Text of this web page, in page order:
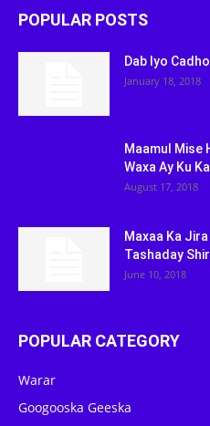
POPULAR POSTS
Dab Iyo Cadho
January 18, 2018
Maamul Mise
Waxa Ay Ku
August 17, 2018
Maxaa Ka
Tashaday
June 10, 2018
POPULAR CATEGORY
Warar
Googooska Geeska